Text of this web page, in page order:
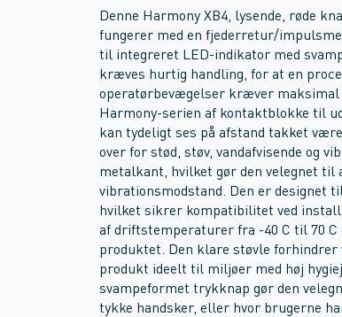
Denne Harmony XB4, lysende, røde
fungerer med en fjederretur/
til integreret LED-indikator med
kræves hurtig handling, for at en
operatørbevægelser kræver maksimal
Harmony-serien af kontaktblokke til
kan tydeligt ses på afstand takket
over for stød, støv, vandafvisende og
metalkant, hvilket gør den velegnet
vibrationsmodstand. Den er designet
hvilket sikrer kompatibilitet ved
af driftstemperaturer fra -40 C til 70 C
produktet. Den klare støvle
produkt ideelt til miljøer med høj
svampeformet trykknap gør den
tykke handsker, eller hvor brugerne